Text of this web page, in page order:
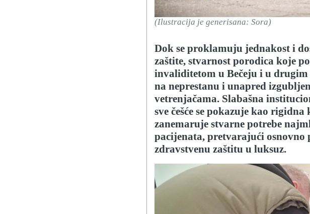
(Ilustracija je generisana: Sora)
Dok se proklamuju jednakost i
zaštite, stvarnost porodica koje
invaliditetom u Bečeju i u
na neprestanu i unapred
vetrenjačama. Slabašna
sve češće se pokazuje kao
zanemaruje stvarne potrebe
pacijenata, pretvarajući osnovno
zdravstvenu zaštitu u luksuz.